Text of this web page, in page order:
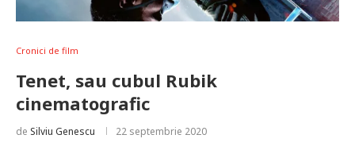
Cronici de film
Tenet, sau cubul Rubik
cinematografic
de Silviu Genescu 22 septembrie 2020